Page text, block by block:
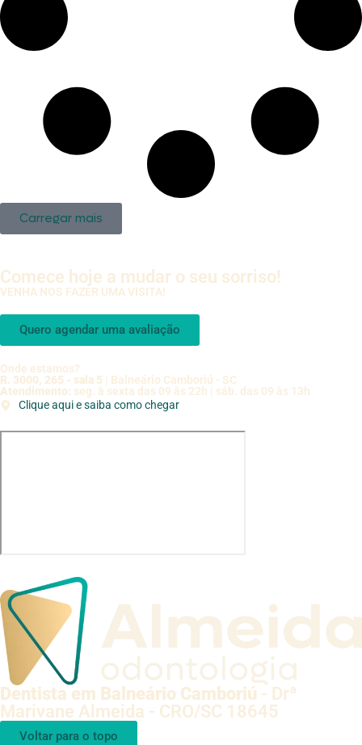
Carregar mais
Comece hoje a mudar o seu sorriso!
VENHA NOS FAZER UMA VISITA!
Quero agendar uma avaliação
Onde estamos?
R. 3000, 265 - sala 5 | Balneário Camboriú - SC
Atendimento: seg. à sexta das 09 às 22h | sáb. das 09 às 13h
Clique aqui e saiba como chegar
Dentista em Balneário Camboriú - Drª
Marivane Almeida - CRO/SC 18645
Voltar para o topo